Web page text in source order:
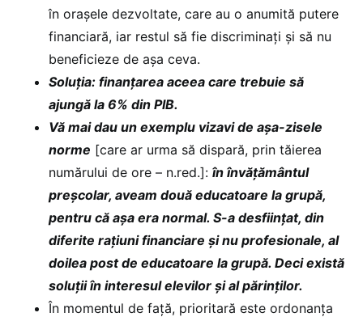
în orașele dezvoltate, care au o anumită putere
financiară, iar restul să fie discriminați și să nu
beneficieze de așa ceva.
Soluția: finanțarea aceea care trebuie să
ajungă la 6% din PIB.
Vă mai dau un exemplu vizavi de așa-zisele
norme [care ar urma să dispară, prin tăierea
numărului de ore – n.red.]: în învățământul
preșcolar, aveam două educatoare la grupă,
pentru că așa era normal. S-a desființat, din
diferite rațiuni financiare și nu profesionale, al
doilea post de educatoare la grupă. Deci există
soluții în interesul elevilor și al părinților.
În momentul de față, prioritară este ordonanța